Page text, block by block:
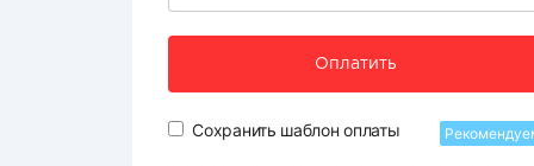
Оплатить
Сохранить шаблон оплаты